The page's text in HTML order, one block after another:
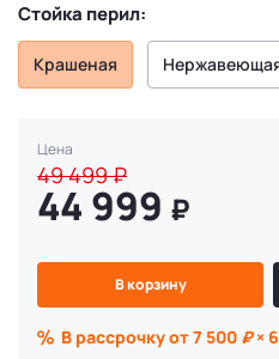
Стойка перил:
Крашеная
Цена
49 499₽
44 999 ₽
В корзину
В рассрочку от 7 500 ₽×